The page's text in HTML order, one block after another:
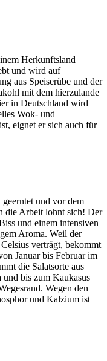
Herkunftsland
und wird auf
aus Speiserübe und der
mit dem hierzulande
in Deutschland wird
Wok- und
eignet er sich auch für
und vor dem
die Arbeit lohnt sich! Der
und einem intensiven
Aroma. Weil der
verträgt, bekommt
Januar bis Februar im
die Salatsorte aus
bis zum Kaukasus
Wegen den
und Kalzium ist